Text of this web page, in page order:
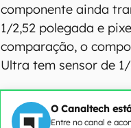
componente ainda
1/2,52 polegada e
comparação, o
Ultra tem sensor de
O Canaltech
Entre no canal e